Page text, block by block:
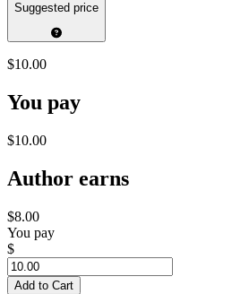
Suggested price
$10.00
You pay
$10.00
Author earns
$8.00
You pay
$
Add to Cart